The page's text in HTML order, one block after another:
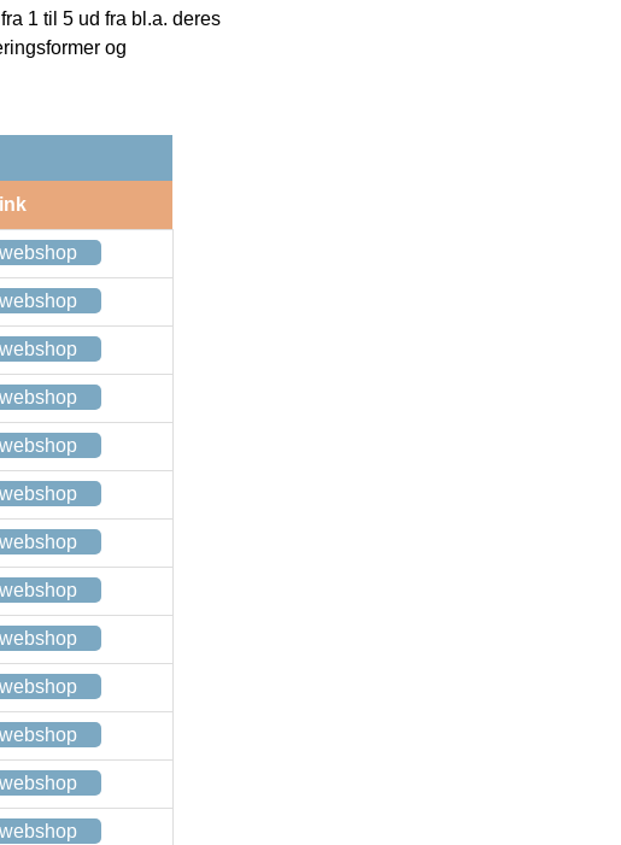
1 til 5 ud fra bl.a. deres
og